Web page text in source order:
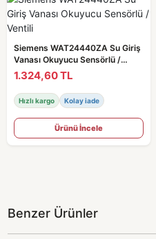
Siemens WAT24440ZA Su Giriş
Vanası Okuyucu Sensörlü /
Ventili
1.324,60 TL
Hızlı kargo Kolay iade
Ürünü İncele
Benzer Ürünler